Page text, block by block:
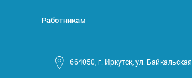
Работникам
664050, г. Иркутск, ул.